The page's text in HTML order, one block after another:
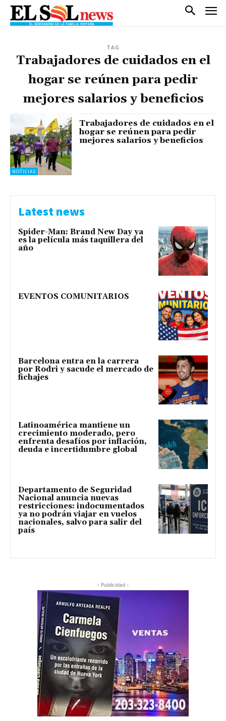
TAG
Trabajadores de cuidados en el
hogar se reúnen para pedir
mejores salarios y beneficios
NOTICIAS
Trabajadores de cuidados en el
hogar se reúnen para pedir
mejores salarios y beneficios
Latest news
Spider-Man: Brand New Day ya
es la película más taquillera del
año
EVENTOS COMUNITARIOS
Barcelona entra en la carrera
por Rodri y sacude el mercado de
fichajes
Latinoamérica mantiene un
crecimiento moderado, pero
enfrenta desafíos por inflación,
deuda e incertidumbre global
Departamento de Seguridad
Nacional anuncia nuevas
restricciones: indocumentados
ya no podrán viajar en vuelos
nacionales, salvo para salir del
país
- Publicidad -